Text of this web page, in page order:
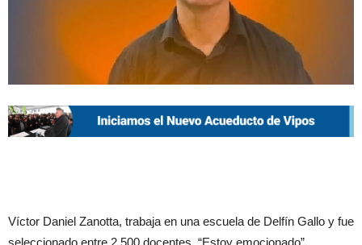
Víctor Daniel Zanotta, trabaja en una escuela de Delfín Gallo y fue